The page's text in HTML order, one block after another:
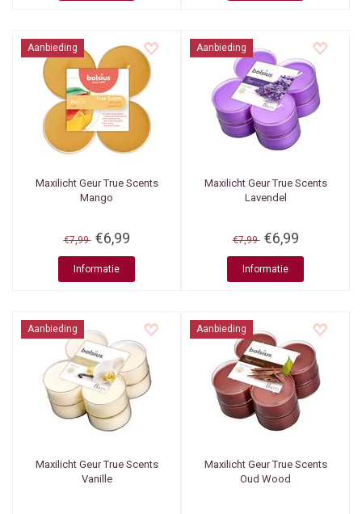
Aanbieding
Maxilicht Geur True Scents
Mango
€7,99 €6,99
Informatie
Aanbieding
Maxilicht Geur True Scents
Lavendel
€7,99 €6,99
Informatie
Aanbieding
Maxilicht Geur True Scents
Vanille
Aanbieding
Maxilicht Geur True Scents
Oud Wood